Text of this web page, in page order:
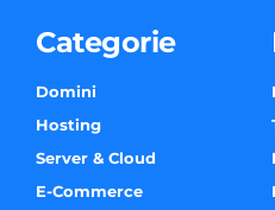
Categorie
Domini
Hosting
Server & Cloud
E-Commerce